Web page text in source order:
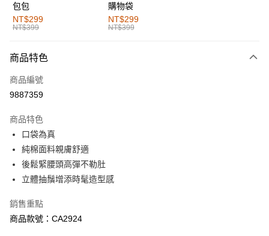
全家取貨付款
每筆NT$60，滿NT$1,000(含以上)免運費
付款後全家取貨
萊爾富取貨付款
付款後萊爾富取貨
每筆NT$60，滿NT$1,000(含以上)免運費
7-11取貨付款
每筆NT$60，滿NT$1,000(含以上)免運費
付款後7-11取貨
每筆NT$60，滿NT$1,000(含以上)免運費
包包
NT$299
NT$399
購物袋
NT$299
NT$399
商品特色
商品編號
9887359
商品特色
口袋為真
純棉面料親膚舒適
後鬆緊腰頭高彈不勒肚
立體抽鬚增添時髦造型感
銷售重點
商品款號：CA2924